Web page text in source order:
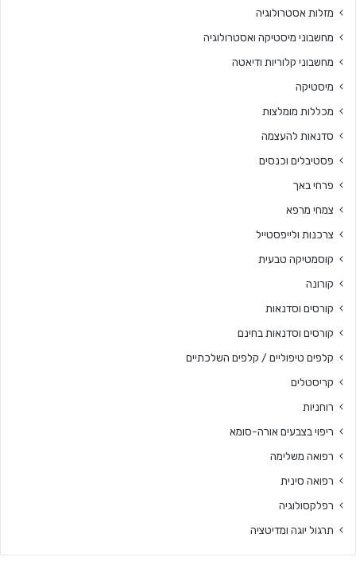
מזלות אסטרולוגיה
מחשבוני מיסטיקה ואסטרולוגיה
מחשבוני קלוריות ודיאטה
מיסטיקה
מכללות מומלצות
סדנאות להעצמה
פסטיבלים וכנסים
פרחי באך
צמחי מרפא
צרכנות ולייפסטייל
קוסמטיקה טבעית
קורונה
קורסים וסדנאות
קורסים וסדנאות בחינם
קלפים טיפוליים / קלפים השלכתיים
קריסטלים
רוחניות
ריפוי בצבעים אורה-סומא
רפואה משלימה
רפואה סינית
רפלקסולוגיה
תרגול יוגה ומדיטציה